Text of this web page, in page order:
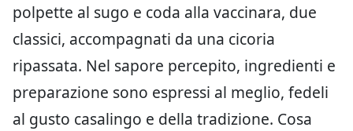
polpette al sugo e coda alla vaccinara, due
classici, accompagnati da una cicoria
ripassata. Nel sapore percepito, ingredienti e
preparazione sono espressi al meglio, fedeli
al gusto casalingo e della tradizione. Cosa